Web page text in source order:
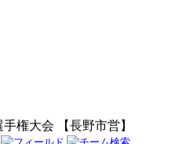
権大会 【長野市営】